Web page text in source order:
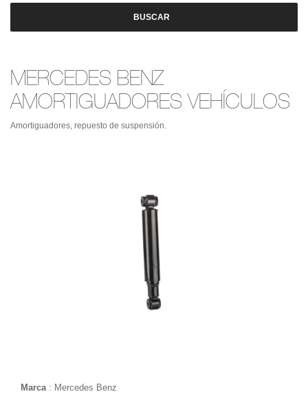
BUSCAR
MERCEDES BENZ
AMORTIGUADORES VEHÍCULOS
Amortiguadores, repuesto de suspensión.
Marca : Mercedes Benz